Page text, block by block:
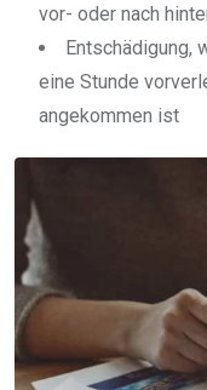
vor- oder nach
Entschädigung,
eine Stunde
angekommen ist